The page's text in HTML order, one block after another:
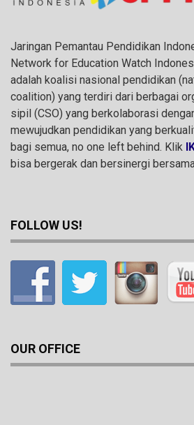
Jaringan Pemantau Pendidikan
Network for Education Watch
adalah koalisi nasional pendidikan
coalition) yang terdiri dari berbagai
sipil (CSO) yang berkolaborasi
mewujudkan pendidikan yang
bagi semua, no one left behind. Klik
bisa bergerak dan bersinergi
FOLLOW US!
OUR OFFICE